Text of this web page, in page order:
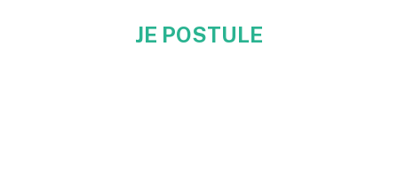
JE POSTULE